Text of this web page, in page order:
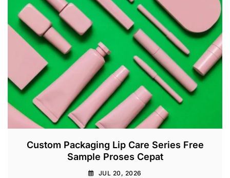
Custom Packaging Lip Care Series Free
Sample Proses Cepat
JUL 20, 2026